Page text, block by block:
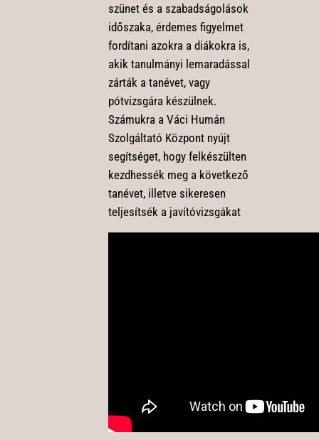
szünet és a szabadságolások
időszaka, érdemes figyelmet
fordítani azokra a diákokra is,
akik tanulmányi lemaradással
zárták a tanévet, vagy
pótvizsgára készülnek.
Számukra a Váci Humán
Szolgáltató Központ nyújt
segítséget, hogy felkészülten
kezdhessék meg a következő
tanévet, illetve sikeresen
teljesítsék a javítóvizsgákat